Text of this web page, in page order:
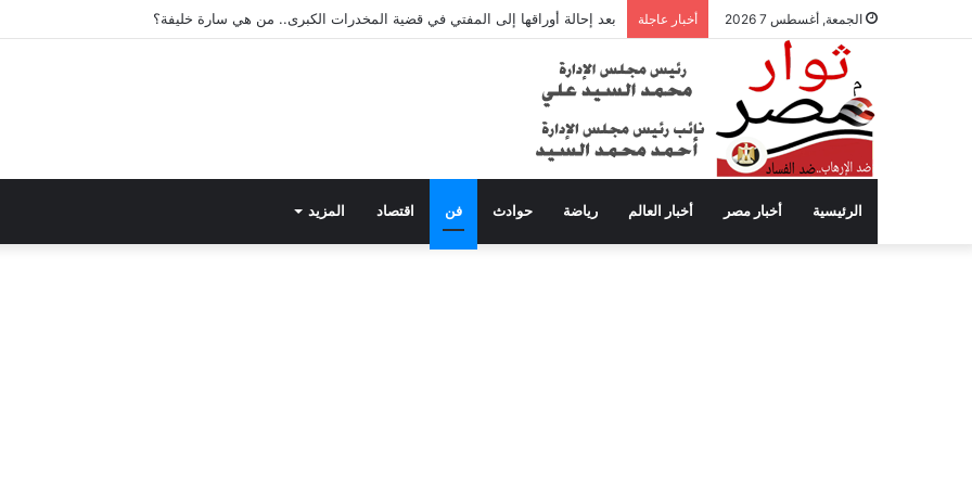
الجمعة, أغسطس 7 2026 أخبار عاجلة 3 لاعبين يخطفون أنظار عموتة في الأهلي
الرئيسية أخبار مصر أخبار العالم رياضة حوادث فن اقتصاد المزيد